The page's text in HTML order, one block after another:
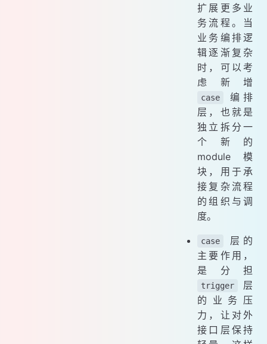
扩展更多业
务流程。当
业务编排逻
辑逐渐复杂
时，可以考
虑新增
case
编排
层，也就是
独立拆分一
个新的
module 模
块，用于承
接复杂流程
的组织与调
度。
case
层的
主要作用，
是分担
trigger
层
的业务压
力，让对外
接口层保持